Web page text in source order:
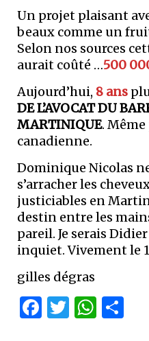
Un projet plaisant
beaux comme un
Selon nos sources
aurait coûté …500
Aujourd’hui, 8 ans
DE L’AVOCAT DU
MARTINIQUE.
canadienne.
Dominique Nicolas
s’arracher les
justiciables en
destin entre les
pareil. Je serais
inquiet. Vivement le
gilles dégras
Facebook
Twitter